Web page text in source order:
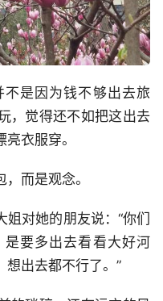
是因为钱不够出去旅
，觉得还不如把这出去
衣服穿。
而是观念。
对她的朋友说：“你们
要多出去看看大好河
想出去都不行了。”